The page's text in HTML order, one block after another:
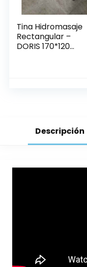
Tina Hidromasaje
Rectangular –
DORIS 170*120
Descripción